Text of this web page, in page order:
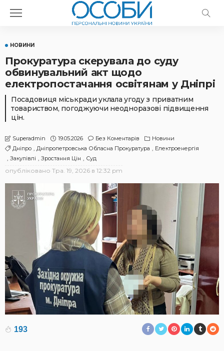
НОВИНИ
Прокуратура скерувала до суду
обвинувальний акт щодо
електропостачання освітянам у Дніпрі
Посадовиця міськради уклала угоду з приватним
товариством, погоджуючи неодноразові підвищення
цін.
Superadmin 19.05.2026 Без Коментарів
Новини
Дніпро
Дніпропетровська Обласна Прокуратура
Електроенергія
Закупівлі
Зростання Цін Суд
опубліковано Тра. 19, 2026 в 12:32 pm
193